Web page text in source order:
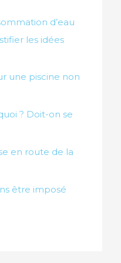
d’eau
les idées
une piscine non
? Doit-on se
en route de la
être imposé